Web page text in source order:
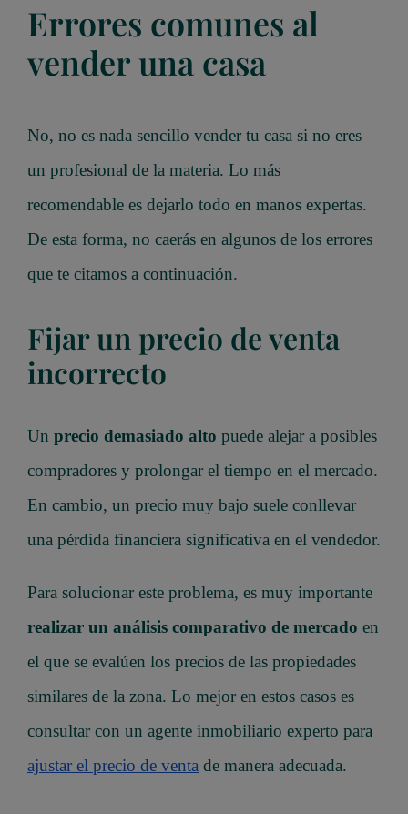
Errores comunes al
vender una casa
No, no es nada sencillo vender tu casa si no eres
un profesional de la materia. Lo más
recomendable es dejarlo todo en manos expertas.
De esta forma, no caerás en algunos de los errores
que te citamos a continuación.
Fijar un precio de venta
incorrecto
Un precio demasiado alto puede alejar a posibles
compradores y prolongar el tiempo en el mercado.
En cambio, un precio muy bajo suele conllevar
una pérdida financiera significativa en el vendedor.
Para solucionar este problema, es muy importante
realizar un análisis comparativo de mercado en
el que se evalúen los precios de las propiedades
similares de la zona. Lo mejor en estos casos es
consultar con un agente inmobiliario experto para
ajustar el precio de venta de manera adecuada.